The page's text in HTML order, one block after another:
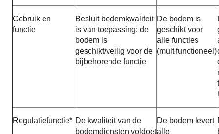
Gebruik en
functie
Besluit bodemkwaliteit
is van toepassing: de
bodem is
geschikt/veilig voor de
bijbehorende functie
De bodem is
geschikt voor
alle functies
(multifunctioneel)
Regulatiefunctie* De kwaliteit van de
bodemdiensten voldoet
De bodem levert
alle